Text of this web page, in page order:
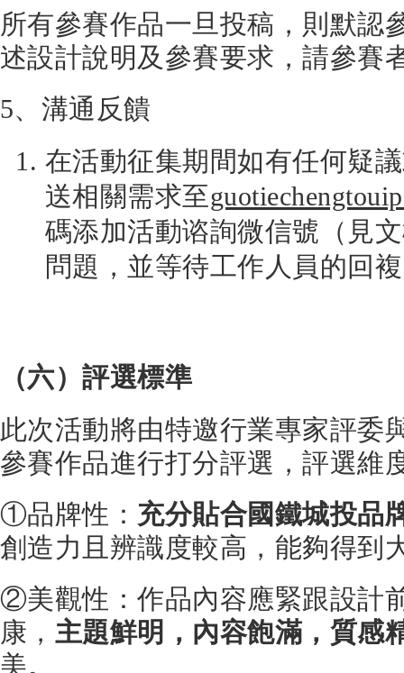
所有參賽作品一旦投稿，則默認
述設計說明及參賽要求，請參賽
5、溝通反饋
在活動征集期間如有任何疑
送相關需求至
碼添加活動谘詢微信號（見
問題，並等待工作人員的回
（六）評選標準
此次活動將由特邀行業專家評委
參賽作品進行打分評選，評選維
①品牌性： 充分貼合國鐵城投品
創造力且辨識度較高，能夠得到
②美觀性：作品內容應緊跟設計
康， 主題鮮明，內容飽滿，質感
美。